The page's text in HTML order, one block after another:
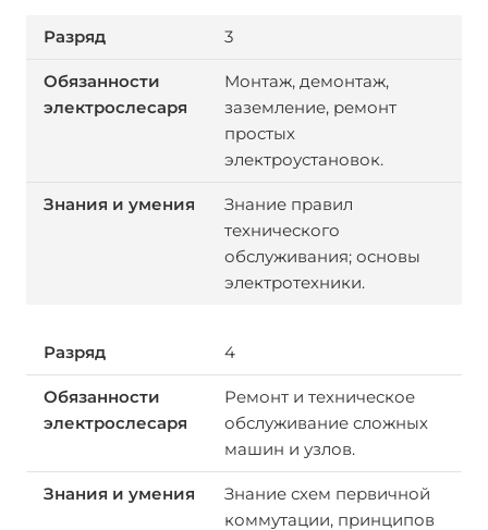
3
Монтаж, демонтаж,
заземление, ремонт
простых
электроустановок.
Знание правил
технического
обслуживания; основы
электротехники.
4
Ремонт и техническое
обслуживание сложных
машин и узлов.
Знание схем первичной
коммутации, принципов